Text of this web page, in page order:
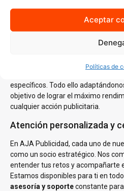
Aceptar
Políticas de
lleguen a tu audiencia ideal, sino
Estrategias personalizadas
Cada estrategia que diseñamos se
específicos. Todo ello
objetivo de lograr el máximo
cualquier acción publicitaria.
Atención personalizada y
En AJA Publicidad, cada uno de
como un socio estratégico. Nos
entender tus retos y acompañarte
Estamos disponibles para ti en
asesoría y soporteconstante